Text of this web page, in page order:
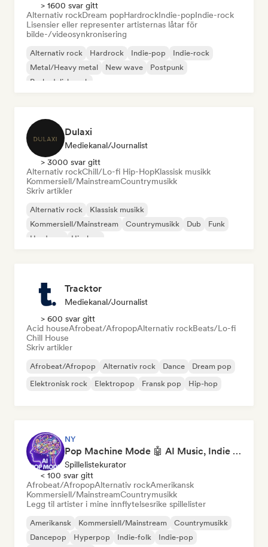
> 1600 svar gitt
Alternativ rockDream popHardrockIndie-popIndie-rock
Lisensier eller representer artisternas låtar för
bilde-/videosynkronisering
Alternativ rock Hardrock Indie-pop
Indie-rock
Metal/Heavy metal
New wave
Postpunk
Psykedelisk rock
Dulaxi
Mediekanal/journalist
> 3000 svar gitt
Alternativ rockChill/Lo-fi Hip-HopKlassisk musikk
Kommersiell/MainstreamCountrymusikk
Skriv artikler
Alternativ rock
Klassisk musikk
Kommersiell/Mainstream
Countrymusikk Dub
Funk
Hardcore
Hip-hop
Tracktor
Mediekanal/journalist
> 600 svar gitt
Acid houseAfrobeat/AfropopAlternativ rockBeats/Lo-fi
Chill House
Skriv artikler
Afrobeat/Afropop Alternativ rock Dance
Dream pop
Elektronisk rock
Elektropop Fransk pop Hip-hop
NY
Pop Machine Mode 🤖 AI Music, Indie Pop & Dream Pop
Spillelistekurator
< 100 svar gitt
Afrobeat/AfropopAlternativ rockAmerikansk
Kommersiell/MainstreamCountrymusikk
Legg til artister i mine innflytelsesrike spillelister
Amerikansk Kommersiell/Mainstream
Countrymusikk
Dancepop
Hyperpop Indie-folk Indie-pop